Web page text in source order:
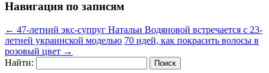
Навигация по записям
← 47-летний экс-супруг Натальи Водяновой встречается с 23-
летней украинской моделью 70 идей, как покрасить волосы в
розовый цвет →
Найти: